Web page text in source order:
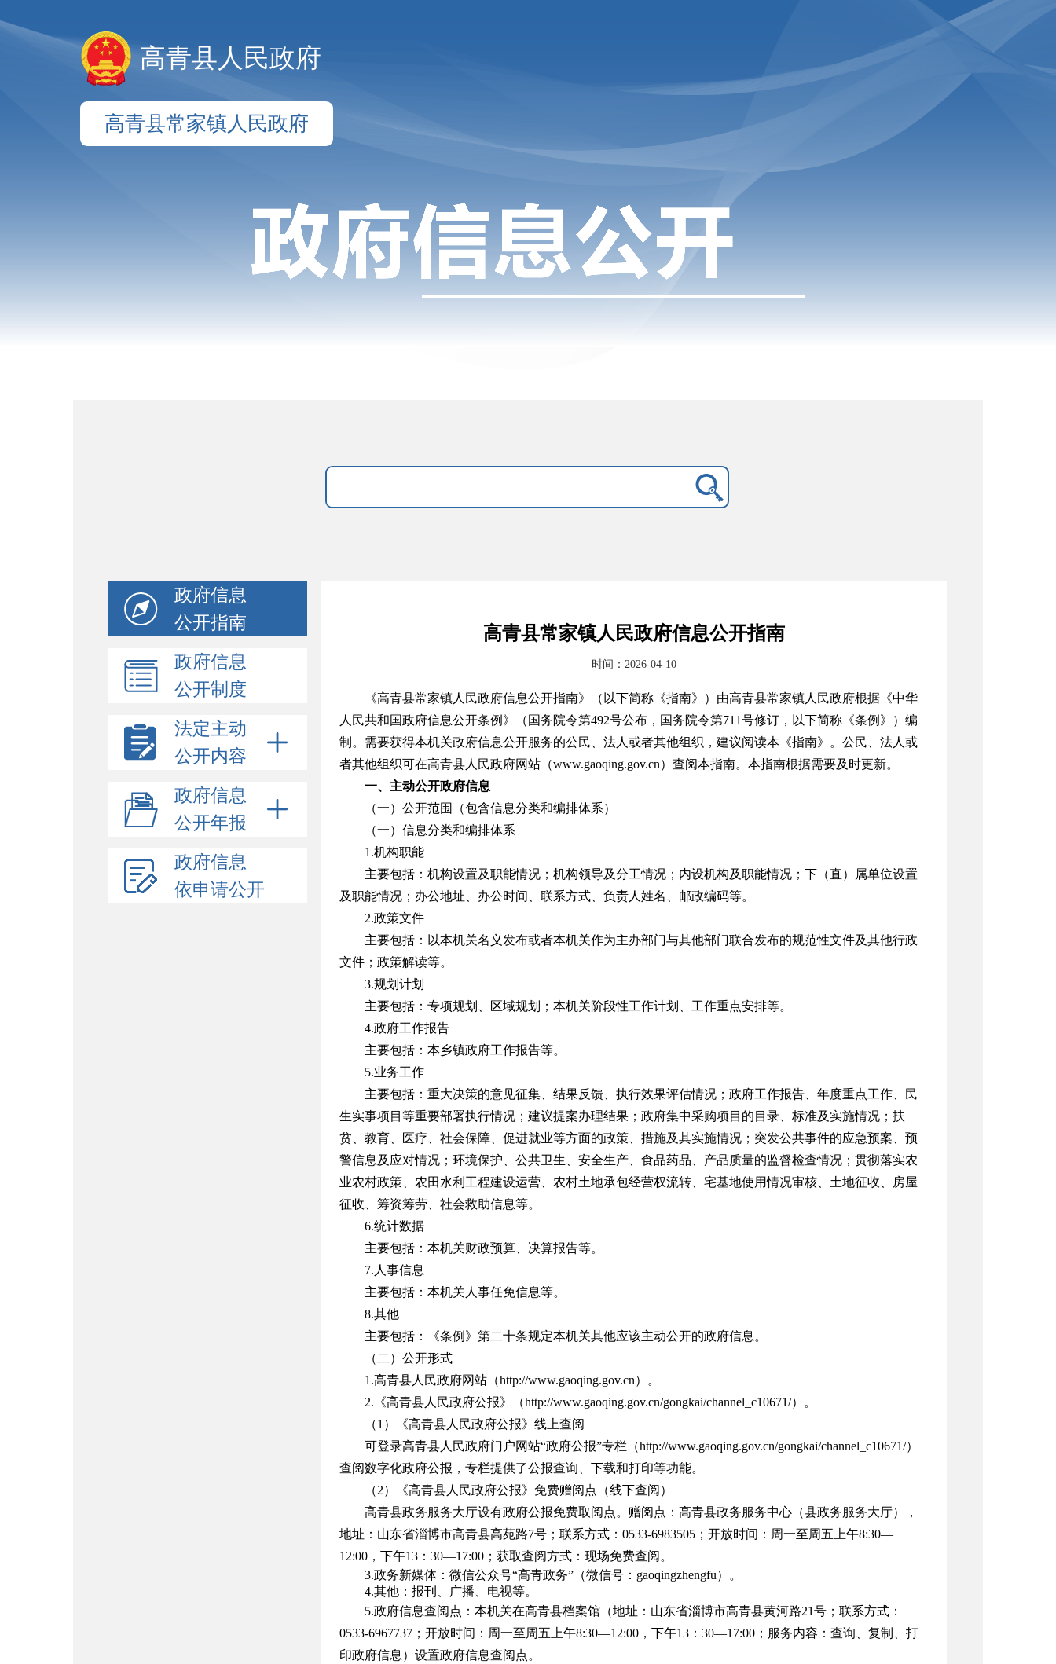
高青县人民政府
高青县常家镇人民政府
政府信息
公开指南
政府信息
公开制度
法定主动
公开内容
政府信息
公开年报
政府信息
依申请公开
高青县常家镇人民政府信息公开指南
时间：2026-04-10
《高青县常家镇人民政府信息公开指南》（以下简称《指南》）由高青县常家镇人民政府根据《中华
人民共和国政府信息公开条例》（国务院令第492号公布，国务院令第711号修订，以下简称《条例》）编
制。需要获得本机关政府信息公开服务的公民、法人或者其他组织，建议阅读本《指南》。公民、法人或
者其他组织可在高青县人民政府网站（www.gaoqing.gov.cn）查阅本指南。本指南根据需要及时更新。
一、主动公开政府信息
（一）公开范围（包含信息分类和编排体系）
（一）信息分类和编排体系
1.机构职能
主要包括：机构设置及职能情况；机构领导及分工情况；内设机构及职能情况；下（直）属单位设置
及职能情况；办公地址、办公时间、联系方式、负责人姓名、邮政编码等。
2.政策文件
主要包括：以本机关名义发布或者本机关作为主办部门与其他部门联合发布的规范性文件及其他行政
文件；政策解读等。
3.规划计划
主要包括：专项规划、区域规划；本机关阶段性工作计划、工作重点安排等。
4.政府工作报告
主要包括：本乡镇政府工作报告等。
5.业务工作
主要包括：重大决策的意见征集、结果反馈、执行效果评估情况；政府工作报告、年度重点工作、民
生实事项目等重要部署执行情况；建议提案办理结果；政府集中采购项目的目录、标准及实施情况；扶
贫、教育、医疗、社会保障、促进就业等方面的政策、措施及其实施情况；突发公共事件的应急预案、预
警信息及应对情况；环境保护、公共卫生、安全生产、食品药品、产品质量的监督检查情况；贯彻落实农
业农村政策、农田水利工程建设运营、农村土地承包经营权流转、宅基地使用情况审核、土地征收、房屋
征收、筹资筹劳、社会救助信息等。
6.统计数据
主要包括：本机关财政预算、决算报告等。
7. 人事信息
主要包括：本机关人事任免信息等。
8.其他
主要包括：《条例》第二十条规定本机关其他应该主动公开的政府信息。
（二）公开形式
1.高青县人民政府网站（http://www.gaoqing.gov.cn）。
2. 《高青县人民政府公报》（http://www.gaoqing.gov.cn/gongkai/channel_c10671/）。
（1 ）《高青县人民政府公报》线上查阅
可登录高青县人民政府门户网站“政府公报”专栏（http://www.gaoqing.gov.cn/gongkai/channel_c10671/）
查阅数字化政府公报，专栏提供了公报查询、下载和打印等功能。
（2）《高青县人民政府公报》免费赠阅点（线下查阅）
高青县政务服务大厅设有政府公报免费取阅点。赠阅点：高青县政务服务中心（县政务服务大厅），
地址：山东省淄博市高青县高苑路7号；联系方式： 0533-6983505；开放时间：周一至周五上午8:30—
12:00，下午13： 30—17:00；获取查阅方式：现场免费查阅。
3.政务新媒体：微信公众号“高青政务”（微信号：gaoqingzhengfu）。
4.其他：报刊、广播、电视等。
5.政府信息查阅点：本机关在高青县档案馆（地址：山东省淄博市高青县黄河路21号；联系方式：
0533-6967737；开放时间：周一至周五上午8:30—12:00，下午13： 30—17:00；服务内容：查询、复制、打
印政府信息）设置政府信息查阅点。